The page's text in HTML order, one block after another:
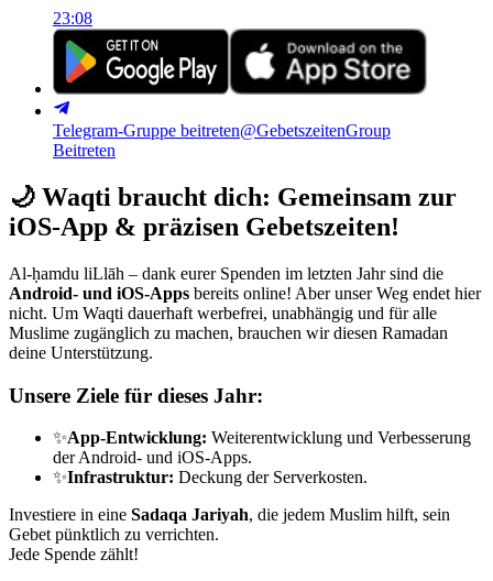
23:08
Telegram-Gruppe beitreten@GebetszeitenGroup
Beitreten
🌙 Waqti braucht dich: Gemeinsam zur
iOS-App & präzisen Gebetszeiten!
Al-ḥamdu liLlāh – dank eurer Spenden im letzten Jahr sind die
Android- und iOS-Apps bereits online! Aber unser Weg endet hier
nicht. Um Waqti dauerhaft werbefrei, unabhängig und für alle
Muslime zugänglich zu machen, brauchen wir diesen Ramadan
deine Unterstützung.
Unsere Ziele für dieses Jahr:
✨App-Entwicklung: Weiterentwicklung und Verbesserung
der Android- und iOS-Apps.
✨Infrastruktur: Deckung der Serverkosten.
Investiere in eine Sadaqa Jariyah, die jedem Muslim hilft, sein
Gebet pünktlich zu verrichten.
Jede Spende zählt!